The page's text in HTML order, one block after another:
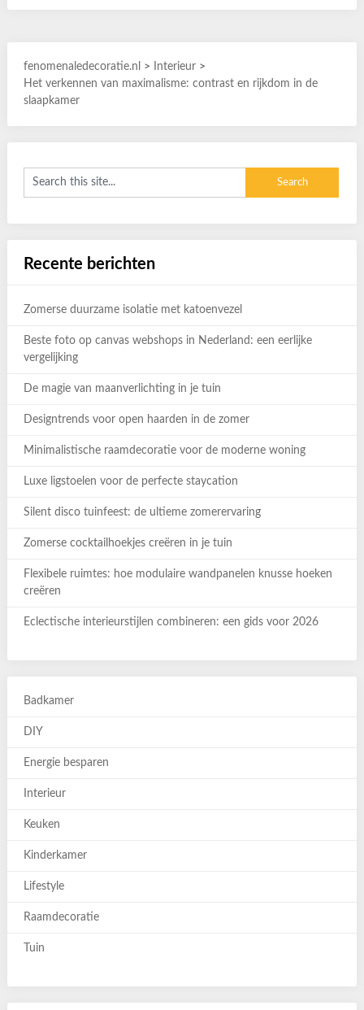
fenomenaledecoratie.nl > Interieur>
Het verkennen van maximalisme: contrast en rijkdom in de
slaapkamer
Recente berichten
Zomerse duurzame isolatie met katoenvezel
Beste foto op canvas webshops in Nederland: een eerlijke
vergelijking
De magie van maanverlichting in je tuin
Designtrends voor open haarden in de zomer
Minimalistische raamdecoratie voor de moderne woning
Luxe ligstoelen voor de perfecte staycation
Silent disco tuinfeest: de ultieme zomerervaring
Zomerse cocktailhoekjes creëren in je tuin
Flexibele ruimtes: hoe modulaire wandpanelen knusse hoeken
creëren
Eclectische interieurstijlen combineren: een gids voor 2026
Badkamer
DIY
Energie besparen
Interieur
Keuken
Kinderkamer
Lifestyle
Raamdecoratie
Tuin